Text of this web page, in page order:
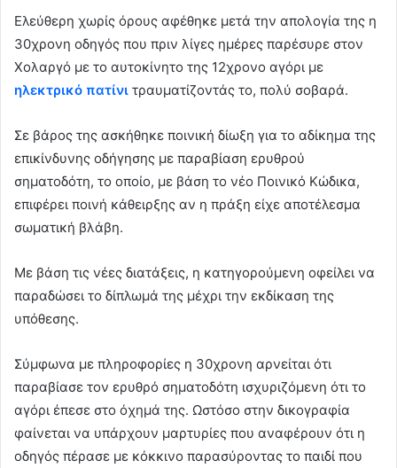
Ελεύθερη χωρίς όρους αφέθηκε μετά την απολογία της η
30χρονη οδηγός που πριν λίγες ημέρες παρέσυρε στον
Χολαργό με το αυτοκίνητο της 12χρονο αγόρι με
ηλεκτρικό πατίνι τραυματίζοντάς το, πολύ σοβαρά.
Σε βάρος της ασκήθηκε ποινική δίωξη για το αδίκημα της
επικίνδυνης οδήγησης με παραβίαση ερυθρού
σηματοδότη, το οποίο, με βάση το νέο Ποινικό Κώδικα,
επιφέρει ποινή κάθειρξης αν η πράξη είχε αποτέλεσμα
σωματική βλάβη.
Με βάση τις νέες διατάξεις, η κατηγορούμενη οφείλει να
παραδώσει το δίπλωμά της μέχρι την εκδίκαση της
υπόθεσης.
Σύμφωνα με πληροφορίες η 30χρονη αρνείται ότι
παραβίασε τον ερυθρό σηματοδότη ισχυριζόμενη ότι το
αγόρι έπεσε στο όχημά της. Ωστόσο στην δικογραφία
φαίνεται να υπάρχουν μαρτυρίες που αναφέρουν ότι η
οδηγός πέρασε με κόκκινο παρασύροντας το παιδί που